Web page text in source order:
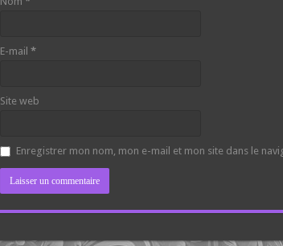
E-mail *
Site web
Enregistrer mon nom, mon e-mail et mon site dans le